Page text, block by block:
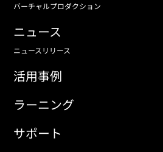
バーチャルプロダクション
ニュース
ニュースリリース
活用事例
ラーニング
サポート